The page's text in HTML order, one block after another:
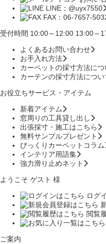
LINE：@uyx7550
FAX：06-7657-
受付時間 10:00～12:00 13:00～
よくあるお問い合わせ
お手入れ方法
カーペットの採寸方法につ
カーテンの採寸方法につい
お役立ちサービス・アイテム
新着アイテム
窓周りの工具貸し出し
出張採寸・施工はこちら
無料サンプルプレゼント
びっくりカーペットコラム
インテリア用語集
強力滑り止めネット
ようこそ ゲスト 様
ログ
閲覧
ご案内